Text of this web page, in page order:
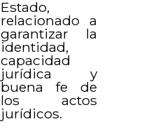
Estado,
relacionado a
garantizar la
identidad,
capacidad
jurídica y
buena fe de
los actos
jurídicos.